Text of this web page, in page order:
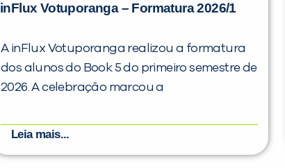
inFlux Votuporanga – Formatura 2026/1
A inFlux Votuporanga realizou a formatura
dos alunos do Book 5 do primeiro semestre de
2026. A celebração marcou a
Leia mais...